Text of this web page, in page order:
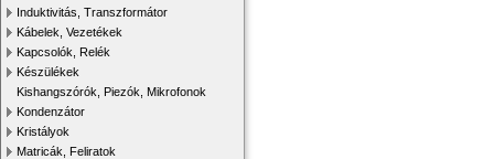
Induktivitás, Transzformátor
Kábelek, Vezetékek
Kapcsolók, Relék
Készülékek
Kishangszórók, Piezók, Mikrofonok
Kondenzátor
Kristályok
Matricák, Feliratok